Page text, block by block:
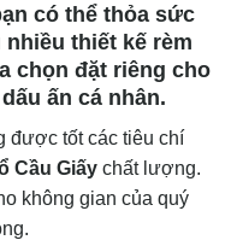
có thể thỏa sức
thiết kế rèm
chọn đặt riêng cho
ấn cá nhân.
được tốt các tiêu chí
Cầu Giấy chất lượng.
không gian của quý